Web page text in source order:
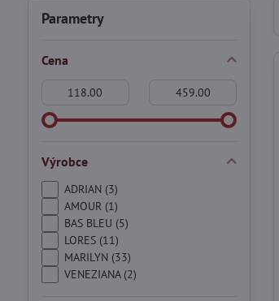
Parametry
Cena
Výrobce
ADRIAN (3)
AMOUR (1)
BAS BLEU (5)
LORES (11)
MARILYN (33)
VENEZIANA (2)